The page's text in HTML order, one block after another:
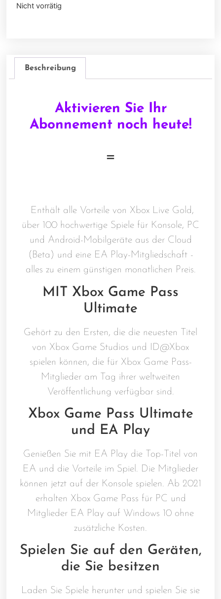
Nicht vorrätig
Beschreibung
Aktivieren Sie Ihr
Abonnement noch heute!
=
Enthält alle Vorteile von Xbox Live Gold,
über 100 hochwertige Spiele für Konsole, PC
und Android-Mobilgeräte aus der Cloud
(Beta) und eine EA Play-Mitgliedschaft -
alles zu einem günstigen monatlichen Preis.
MIT Xbox Game Pass
Ultimate
Gehört zu den Ersten, die die neuesten Titel
von Xbox Game Studios und ID@Xbox
spielen können, die für Xbox Game Pass-
Mitglieder am Tag ihrer weltweiten
Veröffentlichung verfügbar sind.
Xbox Game Pass Ultimate
und EA Play
Genießen Sie mit EA Play die Top-Titel von
EA und die Vorteile im Spiel. Die Mitglieder
können jetzt auf der Konsole spielen. Ab 2021
erhalten Xbox Game Pass für PC und
Mitglieder EA Play auf Windows 10 ohne
zusätzliche Kosten.
Spielen Sie auf den Geräten,
die Sie besitzen
Laden Sie Spiele herunter und spielen Sie sie